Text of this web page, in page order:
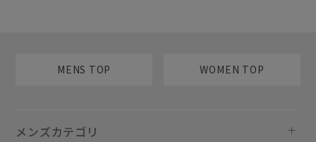
MENS TOP WOMEN TOP
メンズカテゴリ